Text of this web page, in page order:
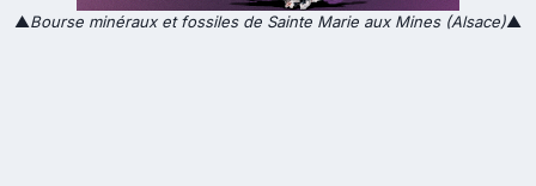
▲Bourse minéraux et fossiles de Sainte Marie aux Mines (Alsace)▲